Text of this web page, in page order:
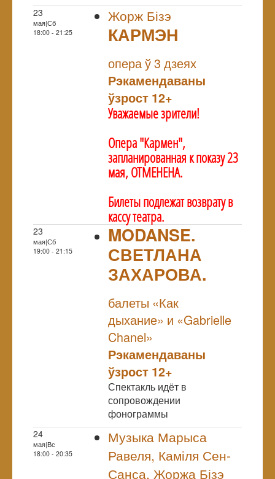
23
мая|Сб
18:00 - 21:25
Жорж Бізэ
КАРМЭН
опера ў 3 дзеях
Рэкамендаваны
ўзрост 12+
Уважаемые зрители!
Опера "Кармен",
запланированная к показу 23
мая, ОТМЕНЕНА.
Билеты подлежат возврату в
кассу театра.
23
мая|Сб
19:00 - 21:15
MODANSE.
СВЕТЛАНА
ЗАХАРОВА.
балеты «Как
дыхание» и «Gabrielle
Chanel»
Рэкамендаваны
ўзрост 12+
Спектакль идёт в
сопровождении
фонограммы
24
мая|Вс
18:00 - 20:35
Музыка Марыса
Равеля, Каміля Сен-
Санса, Жоржа Бізэ